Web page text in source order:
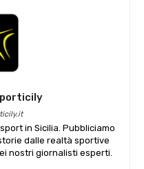
in Sicilia. Pubbliciamo
dalle realtà sportive
nostri giornalisti esperti.